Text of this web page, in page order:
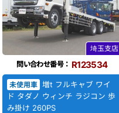
埼玉支店
問い合わせ番号： R123534
未使用車 増t フルキャブ ワイ
ド タダノ ウィンチ ラジコン 歩
み掛け 260PS